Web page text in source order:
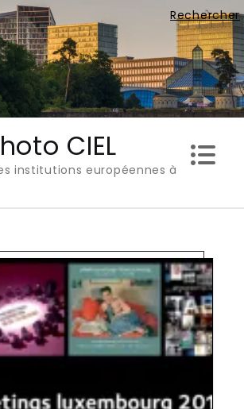
Rechercher
CIEL
institutions européennes à